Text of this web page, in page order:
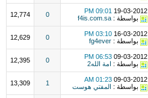
19-03-2012
09:01 PM
بواسطة : f4is.com.sa
0
12,774
16-03-2012
03:10 PM
بواسطة : fg4ever
0
12,629
09-03-2012
06:53 PM
بواسطة :
امة الله2 0
12,395
09-03-2012
01:23 AM
بواسطة :
المفتي هوست 1
13,309